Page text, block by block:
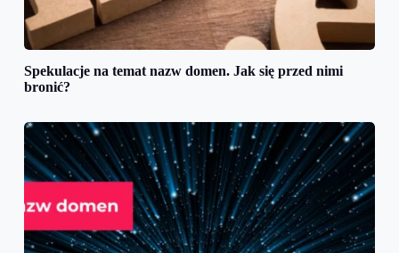
Spekulacje na temat nazw domen. Jak się przed nimi
bronić?